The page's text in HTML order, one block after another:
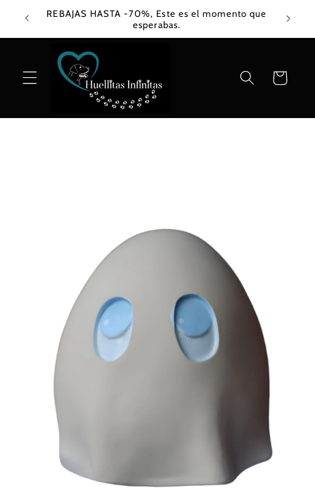
directamenteREBAJAS HASTA -70%, Este es el momento que
esperabas.
Carrito